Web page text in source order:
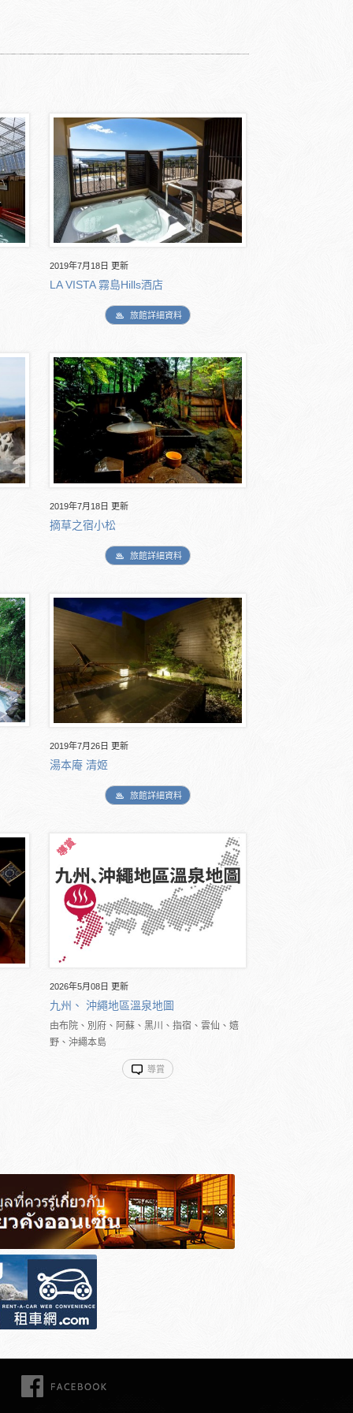
2019年7月18日 更新
LA VISTA 霧島Hills酒店
旅館詳細資料
2019年7月18日 更新
摘草之宿小松
旅館詳細資料
2019年7月26日 更新
湯本庵 清姬
旅館詳細資料
2026年5月08日 更新
九州、 沖繩地區溫泉地圖
由布院、別府、阿蘇、黑川、指宿、雲仙、嬉
野、沖繩本島
導賞